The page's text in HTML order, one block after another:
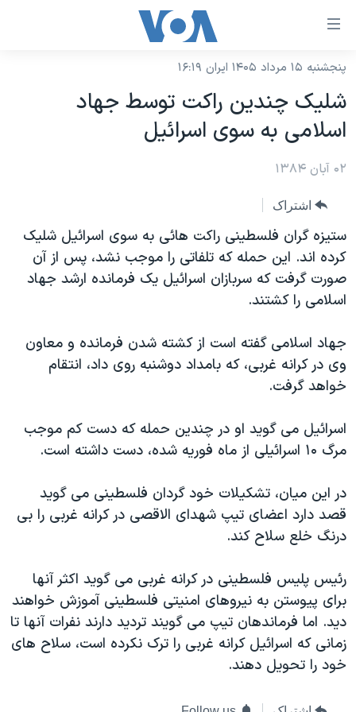
لینکهای
دسترسی
جهش
به
محتوای
اصلی
جهش
اصلی
جهش
به
جستجو
نسخه سبک وب‌سایت
موضوع ها
ایران
آمریکا
جهان
ورزشی
گزیده‌ها
ویدیوها
فرهنگ و زندگی
اقتصادی
علم و فناوری
اسرائیل در جنگ
گالری عکس
آرشیو پخش زنده
برنامه های تلویزیونی
جدول برنامه ها
صفحه‌های ویژه
جام جهانی ۲۰۲۶
عملیات خشم حماسی
بایگانی برنامه‌های تلویزیونی
مستندها
حمله جمهوری اسلامی به اسرائیل
رمز مهسا
ورزش زنان در ایران
اعتراضات زن، زندگی، آزادی
مجموعه مستندهای دادخواهی
تریبونال مردمی آبان ۹۸
دادگاه حمید نوری
چهل سال گروگان‌گیری
قانون شفافیت دارائی کادر رهبری ایران
فرکانس‌های صدای آمریکا
پخش رادیویی
دنبال کنید
پنجشنبه ۱۵ مرداد ۱۴۰۵ ایران ۱۶:۱۹
شليک چندين راکت توسط جهاد
اسلامی به سوی اسرائيل
۰۲ آبان ۱۳۸۴
اشتراک
ستيزه گران فلسطينی راکت هائی به سوی اسرائيل شلیک
کرده اند. این حمله که تلفاتی را موجب نشد، پس از آن
صورت گرفت که سربازان اسرائيل یک فرمانده ارشد جهاد
اسلامی را کشتند.
جهاد اسلامی گفته است از کشته شدن فرمانده و معاون
وی در کرانه غربی، که بامداد دوشنبه روی داد، انتقام
خواهد گرفت.
اسرائيل می گويد او در چندين حمله که دست کم موجب
مرگ ۱۰ اسرائيلی از ماه فوريه شده، دست داشته است.
در این میان، تشکيلات خود گردان فلسطينی می گويد
قصد دارد اعضای تيپ شهدای الاقصی در کرانه غربی را بی
درنگ خلع سلاح کند.
رئیس پلیس فلسطينی در کرانه غربی می گويد اکثر آنها
برای پيوستن به نیروهای امنیتی فلسطينی آموزش خواهند
ديد. اما فرماندهان تيپ می گويند ترديد دارند نفرات آنها تا
زمانی که اسرائيل کرانه غربی را ترک نکرده است، سلاح های
خود را تحويل دهند.